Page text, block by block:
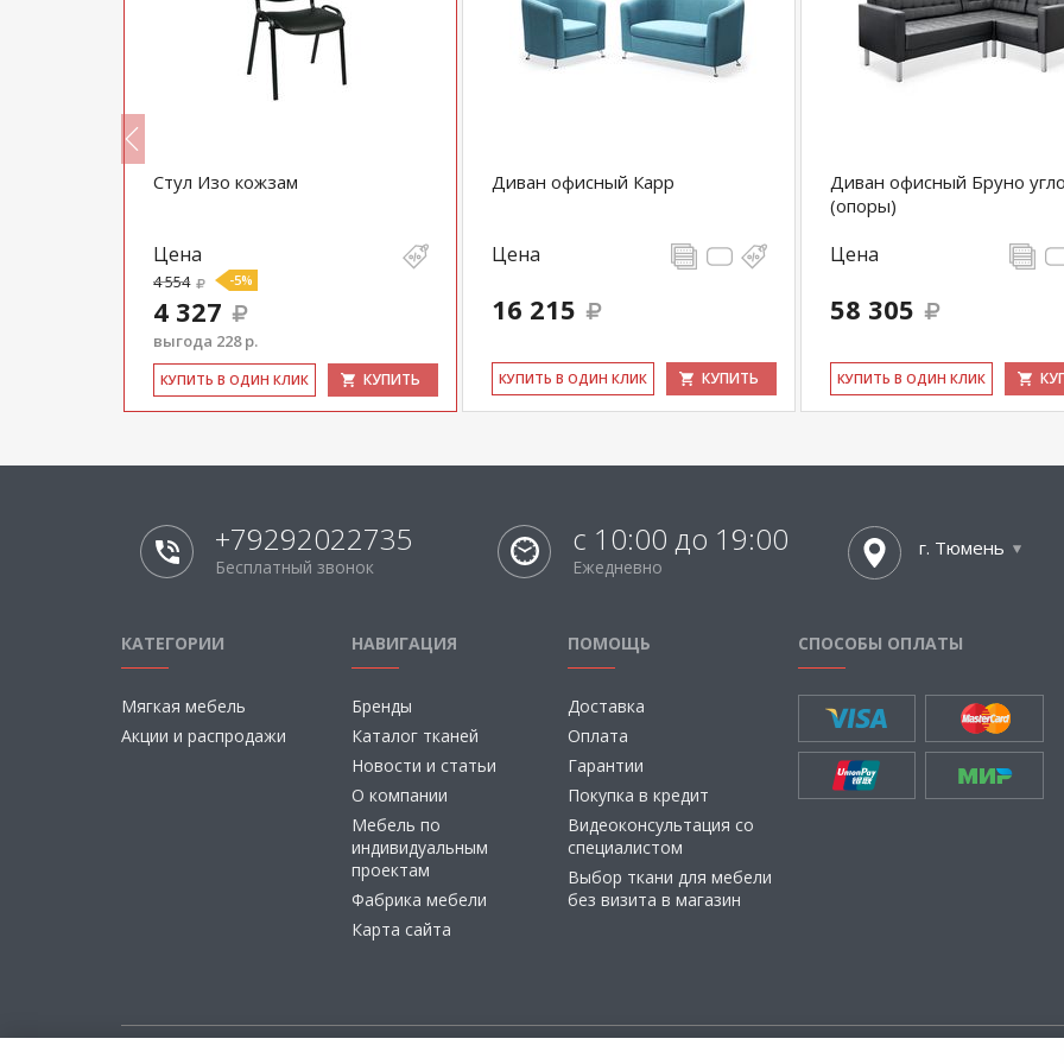
Стул Изо кожзам
Цена
4 554 -5%
4 327
выгода 228 р.
КУ­ПИТЬ В ОДИН КЛИК КУПИТЬ
Диван офисный Карр
Цена
16 215
КУ­ПИТЬ В ОДИН КЛИК КУПИТЬ
Диван офисный Бруно
(опоры)
Цена
58 305
КУ­ПИТЬ В ОДИН КЛИК
+79292022735
Бесплатный звонок
с 10:00 до 19:00
Ежедневно
г. Тюмень
КАТЕГОРИИ
Мягкая мебель
Акции и распродажи
НАВИГАЦИЯ
Бренды
Каталог тканей
Новости и статьи
О компании
Мебель по
индивидуальным
проектам
Фабрика мебели
Карта сайта
ПОМОЩЬ
Доставка
Оплата
Гарантии
Покупка в кредит
Видеоконсультация со
специалистом
Выбор ткани для мебели
без визита в магазин
СПОСОБЫ ОПЛАТЫ